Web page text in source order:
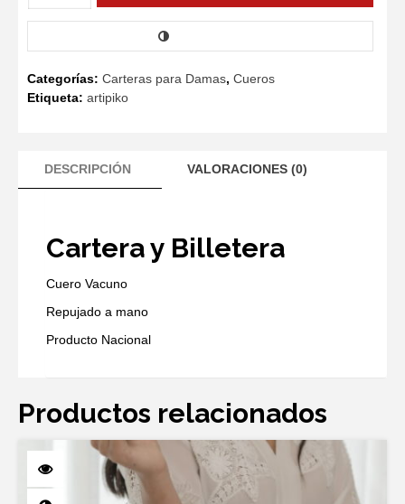
Categorías: Carteras para Damas, Cueros
Etiqueta: artipiko
DESCRIPCIÓN VALORACIONES (0)
Cartera y Billetera
Cuero Vacuno
Repujado a mano
Producto Nacional
Productos relacionados